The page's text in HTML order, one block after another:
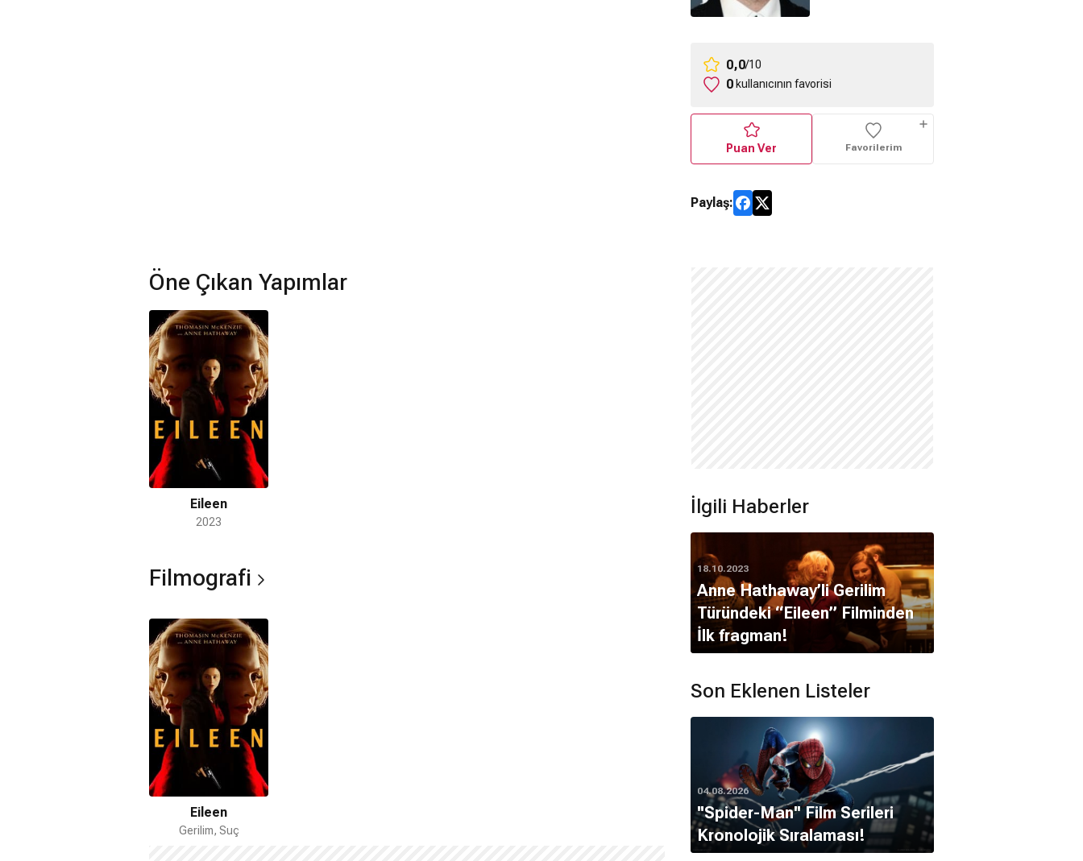
0,0/10
0 kullanıcının favorisi
Puan Ver Favorilerim
Paylaş:
Öne Çıkan Yapımlar
Eileen
2023
Filmografi
Eileen
Gerilim, Suç
İlgili Haberler
18.10.2023
Anne Hathaway’li Gerilim
Türündeki “Eileen” Filminden
İlk fragman!
Son Eklenen Listeler
04.08.2026
''Spider-Man'' Film Serileri
Kronolojik Sıralaması!